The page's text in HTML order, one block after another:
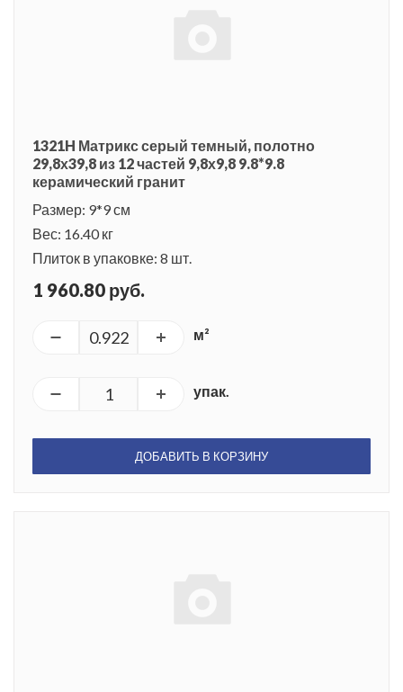
1321H Матрикс серый темный, полотно
29,8х39,8 из 12 частей 9,8х9,8 9.8*9.8
керамический гранит
Размер: 9*9 см
Вес: 16.40 кг
Плиток в упаковке: 8 шт.
1 960.80 руб.
м²
упак.
ДОБАВИТЬ В КОРЗИНУ